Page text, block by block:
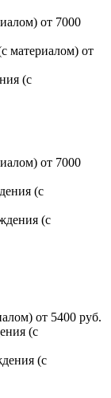
от 7000
материалом) от
(с
от 7000
(с
(с
от 5400 руб.
(с
(с